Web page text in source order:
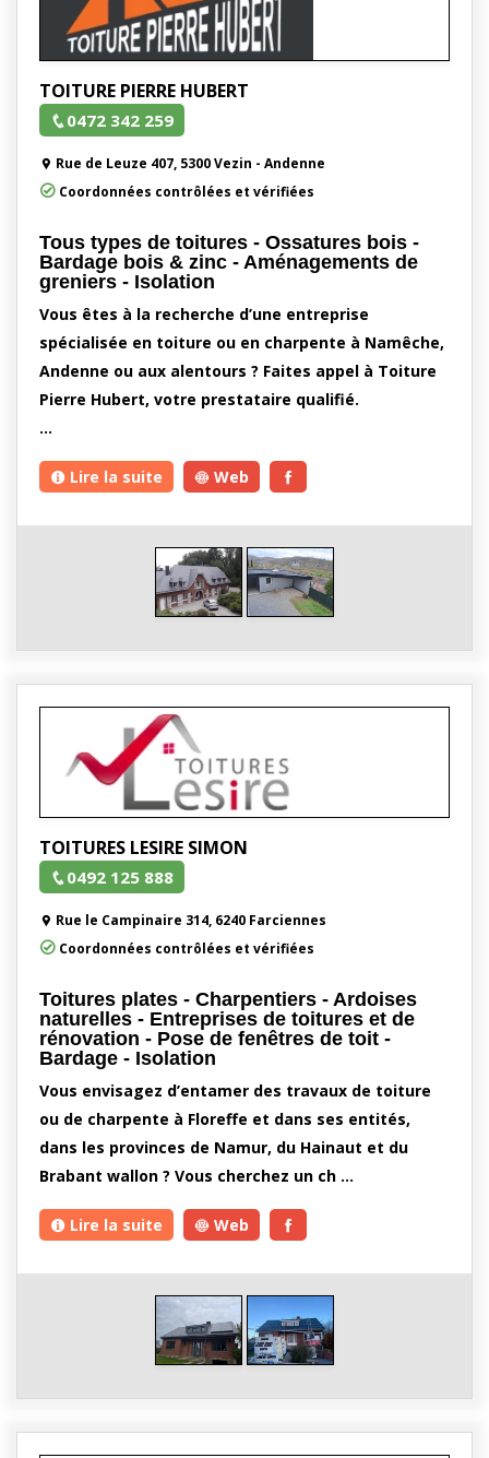
TOITURE PIERRE HUBERT
0472 342 259
Rue de Leuze 407, 5300 Vezin - Andenne
Coordonnées contrôlées et vérifiées
Tous types de toitures - Ossatures bois -
Bardage bois & zinc - Aménagements de
greniers - Isolation
Vous êtes à la recherche d’une entreprise
spécialisée en toiture ou en charpente à Namêche,
Andenne ou aux alentours ? Faites appel à Toiture
Pierre Hubert, votre prestataire qualifié.
…
Lire la suite Web
TOITURES LESIRE SIMON
0492 125 888
Rue le Campinaire 314, 6240 Farciennes
Coordonnées contrôlées et vérifiées
Toitures plates - Charpentiers - Ardoises
naturelles - Entreprises de toitures et de
rénovation - Pose de fenêtres de toit -
Bardage - Isolation
Vous envisagez d’entamer des travaux de toiture
ou de charpente à Floreffe et dans ses entités,
dans les provinces de Namur, du Hainaut et du
Brabant wallon ? Vous cherchez un ch …
Lire la suite Web